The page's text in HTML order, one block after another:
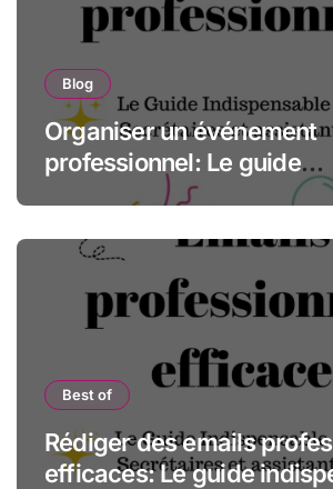
Blog
Organiser un événement
professionnel: Le guide
indispensable des
Best of
Rédiger des emails
efficaces: Le guide